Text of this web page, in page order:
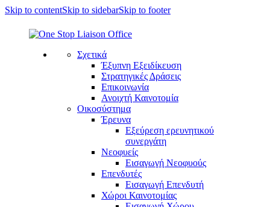
Skip to contentSkip to sidebarSkip to footer
Σχετικά
Έξυπνη Εξειδίκευση
Στρατηγικές Δράσεις
Επικοινωνία
Ανοιχτή Καινοτομία
Οικοσύστημα
Έρευνα
Εξεύρεση ερευνητικού
συνεργάτη
Νεοφυείς
Εισαγωγή Νεοφυούς
Επενδυτές
Εισαγωγή Επενδυτή
Χώροι Καινοτομίας